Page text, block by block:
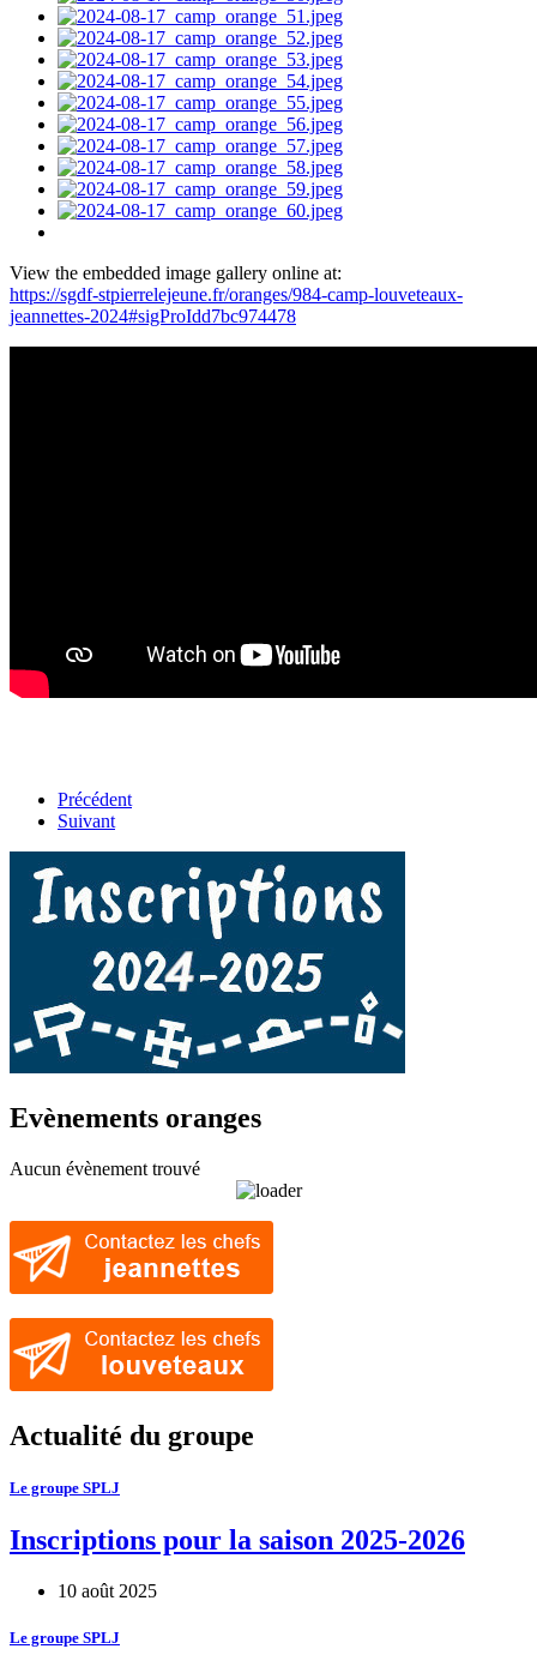
View the embedded image gallery online at:
https://sgdf-stpierrelejeune.fr/oranges/984-camp-louveteaux-
jeannettes-2024#sigProIdd7bc974478
Précédent
Suivant
Evènements oranges
Aucun évènement trouvé
Actualité du groupe
Le groupe SPLJ
Inscriptions pour la saison 2025-2026
10 août 2025
Le groupe SPLJ